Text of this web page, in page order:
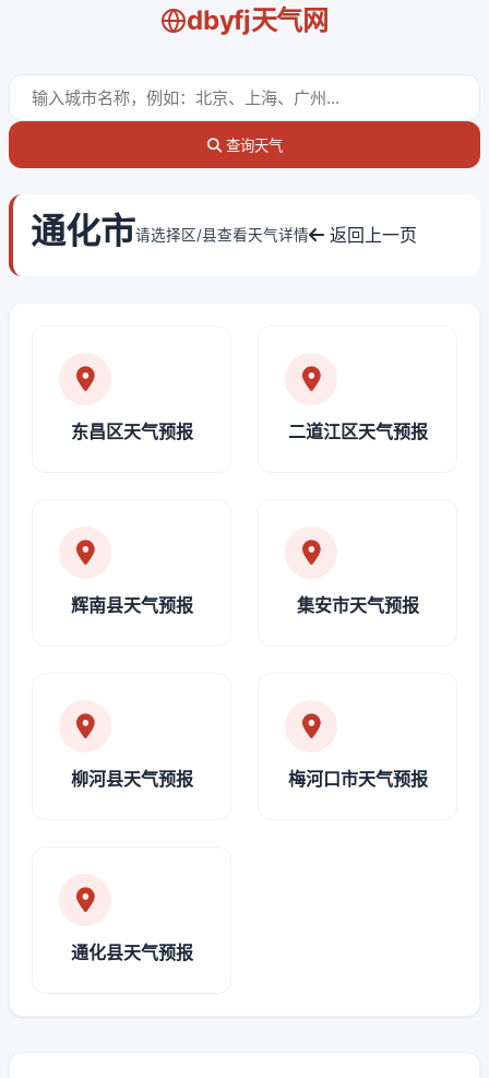
dbyfj天气网
查询天气
通化市请选择区/县查看天气详情 返回上一页
东昌区天气预报 二道江区天气预报
辉南县天气预报 集安市天气预报
柳河县天气预报 梅河口市天气预报
通化县天气预报